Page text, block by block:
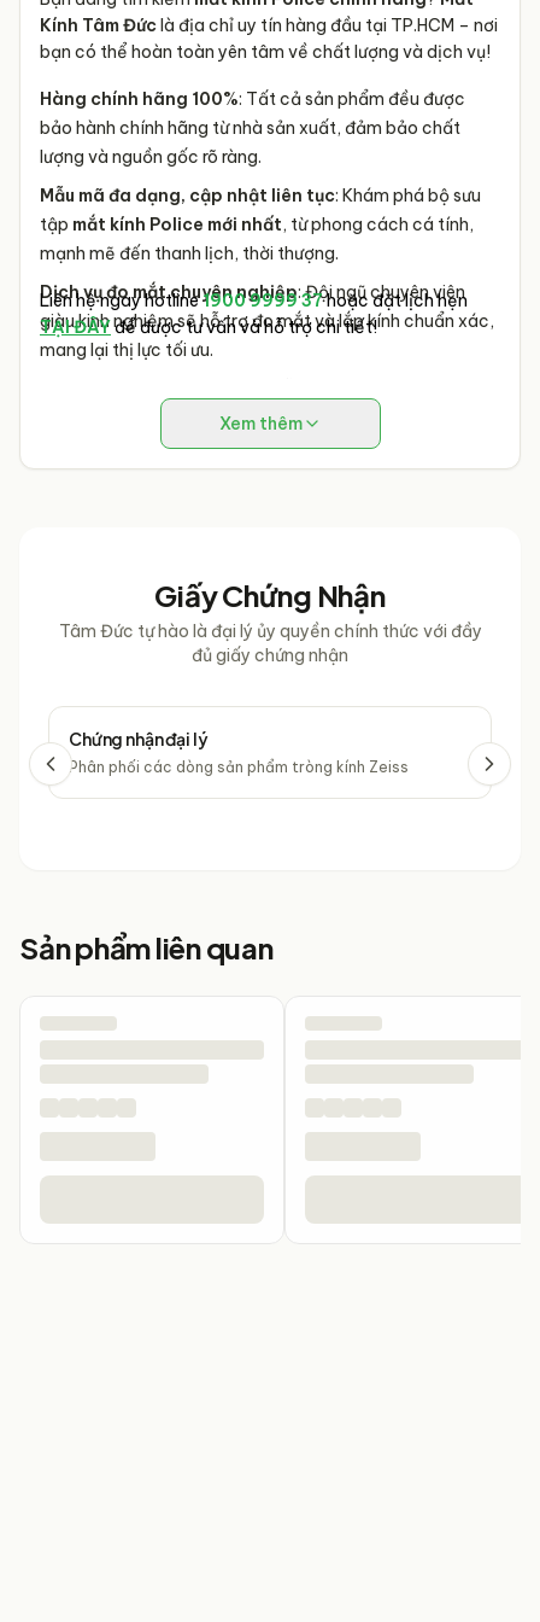
Kính Tâm Đứclà địa chỉ uy tín hàng đầu tại TP.HCM – nơi
bạn có thể hoàn toàn yên tâm về chất lượng và dịch vụ!
Hàng chính hãng 100%: Tất cả sản phẩm đều được
bảo hành chính hãng từ nhà sản xuất, đảm bảo chất
lượng và nguồn gốc rõ ràng.
Mẫu mã đa dạng, cập nhật liên tục: Khám phá bộ sưu
tập mắt kính Police mới nhất, từ phong cách cá tính,
mạnh mẽ đến thanh lịch, thời thượng.
Dịch vụ đo mắt chuyên nghiệp: Đội ngũ chuyên viên
giàu kinh nghiệm sẽ hỗ trợ đo mắt và lắp kính chuẩn xác,
mang lại thị lực tối ưu.
chương trình khuyến mãi độc quyền
tại Mắt Kính Tâm Đức.
Liên hệ ngay hotline1900 9999 37hoặc đặt lịch hẹn
TẠI ĐÂYđể được tư vấn và hỗ trợ chi tiết!
Xem thêm
Giấy Chứng Nhận
Tâm Đức tự hào là đại lý ủy quyền chính thức với đầy
đủ giấy chứng nhận
Chứng nhận đại lý
Phân phối các dòng sản phẩm tròng kính Zeiss
Sản phẩm liên quan